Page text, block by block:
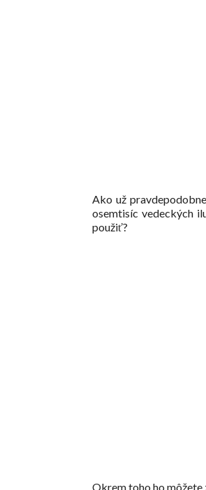
Ako už
osemtisíc vedeckých
použiť?
Okrem toho ho